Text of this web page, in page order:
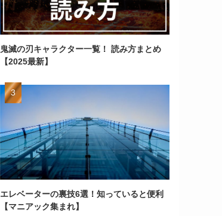
鬼滅の刃キャラクター一覧！ 読み方まとめ
【2025最新】
エレベーターの裏技6選！知っていると便利
【マニアック集まれ】